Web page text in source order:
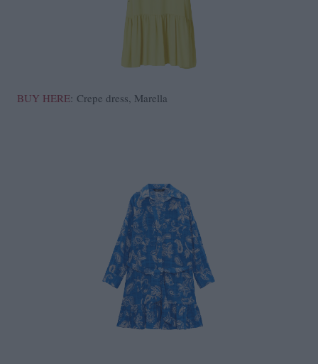
BUY HERE: Crepe dress, Marella